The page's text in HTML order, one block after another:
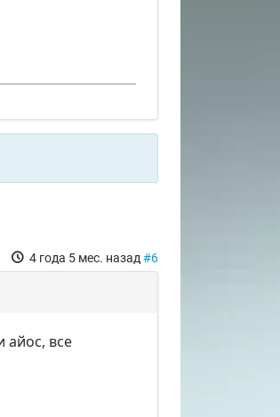
4 года 5 мес. назад #6
айос, все